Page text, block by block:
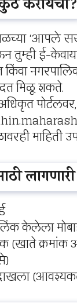
‘आपले
तुम्ही ई-
किंवा
मिळू शकते.
माहिती
केलेला
(खाते क्रमांक